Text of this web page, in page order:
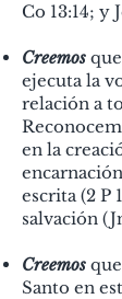
Co 13:14; y
Creemos
ejecuta la
relación a
en la
escrita (2 P
salvación
Creemos
Santo en